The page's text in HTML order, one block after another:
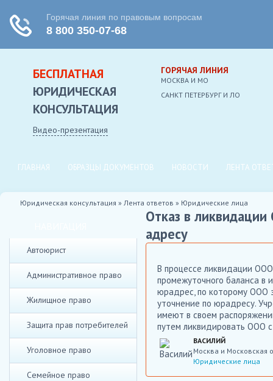
БЕСПЛАТНАЯ
ЮРИДИЧЕСКАЯ
КОНСУЛЬТАЦИЯ
Видео-презентация
ГОРЯЧАЯ ЛИНИЯ
МОСКВА И МО
CАНКТ ПЕТЕРБУРГ И ЛО
ГЛАВНАЯ ОБРАЗЦЫ ДОКУМЕНТОВ НОВОСТИ ЛЕНТА
Юридическая консультация » Лента ответов » Юридические лица
Автоюрист
Административное право
Жилищное право
Защита прав потребителей
Уголовное право
Семейное право
Отказ в
адресу
В процессе ликвидации
промежуточного баланса
юрадрес, по которому ООО
уточнение по юрадресу.
имеют в своем
путем ликвидировать ООО
ВАСИЛИЙ
Москва и Московская
Юридические лица